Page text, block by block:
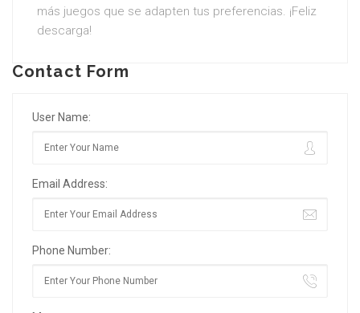
más juegos que se adapten tus preferencias. ¡Feliz
descarga!
Contact Form
User Name:
Email Address:
Phone Number: